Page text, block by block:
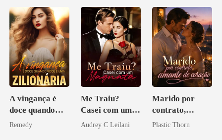
A vingança é
doce quando
você é uma
Remedy
Me Traiu?
Casei com um
Magnata
Audrey C Leilani
Marido por
contrato,
amante de
Plastic Thorn